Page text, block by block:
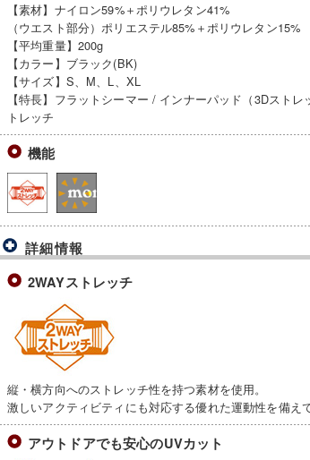
【素材】ナイロン59%＋ポリウレタン41%
（ウエスト部分）ポリエステル85%＋ポリウレタン15%
【平均重量】200g
【カラー】ブラック(BK)
【サイズ】S、M、L、XL
【特長】フラットシーマー / インナーパッド（3Dスト
トレッチ
機能
詳細情報
2WAYストレッチ
縦・横方向へのストレッチ性を持つ素材を使用。
激しいアクティビティにも対応する優れた運動性を備えて
アウトドアでも安心のUVカット